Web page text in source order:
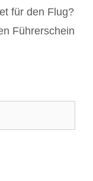
für den Flug?
Führerschein